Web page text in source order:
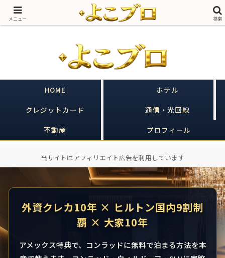
売る側に20年いた私が、買う側のあなたの味方をする｜ヒルトン×クレカ×不
動産
HOME
ホテル
クレジットカード
通信・光回線
不動産
プロフィール
当サイトはアフィリエイト広告を利用しています
外資クレカ10年 × ヒルトン国内9割制
覇 × 大家10年
アメックス特典で、コンラッドに無料で泊まる方法を本
メニュー 検索